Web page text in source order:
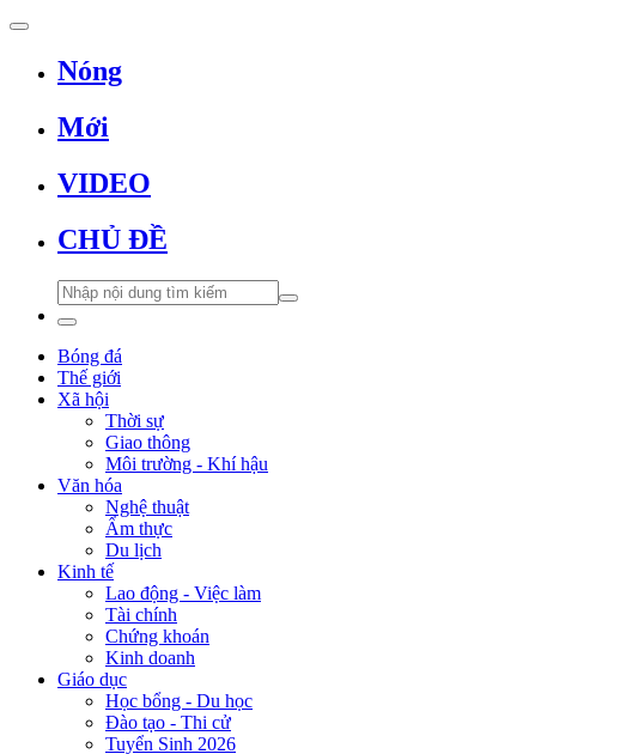
Nóng
Mới
VIDEO
CHỦ ĐỀ
Bóng đá
Thế giới
Xã hội
Thời sự
Giao thông
Môi trường - Khí hậu
Văn hóa
Nghệ thuật
Ẩm thực
Du lịch
Kinh tế
Lao động - Việc làm
Tài chính
Chứng khoán
Kinh doanh
Giáo dục
Học bổng - Du học
Đào tạo - Thi cử
Tuyển Sinh 2026